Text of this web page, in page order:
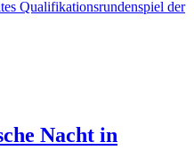
Qualifikationsrundenspiel der
Nacht in